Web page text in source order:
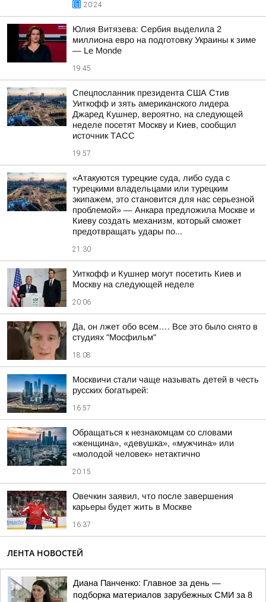
20:24
Юлия Витязева: Сербия выделила 2
миллиона евро на подготовку Украины к зиме
— Le Monde
19:45
Спецпосланник президента США Стив
Уиткофф и зять американского лидера
Джаред Кушнер, вероятно, на следующей
неделе посетят Москву и Киев, сообщил
источник ТАСС
19:57
«Атакуются турецкие суда, либо суда с
турецкими владельцами или турецким
экипажем, это становится для нас серьезной
проблемой» — Анкара предложила Москве и
Киеву создать механизм, который сможет
предотвращать удары по...
21:30
Уиткофф и Кушнер могут посетить Киев и
Москву на следующей неделе
20:06
Да, он лжет обо всем…. Все это было снято в
студиях "Мосфильм"
18:08
Москвичи стали чаще называть детей в честь
русских богатырей:
16:57
Обращаться к незнакомцам со словами
«женщина», «девушка», «мужчина» или
«молодой человек» нетактично
20:15
Овечкин заявил, что после завершения
карьеры будет жить в Москве
16:37
ЛЕНТА НОВОСТЕЙ
Диана Панченко: Главное за день —
подборка материалов зарубежных СМИ за 8